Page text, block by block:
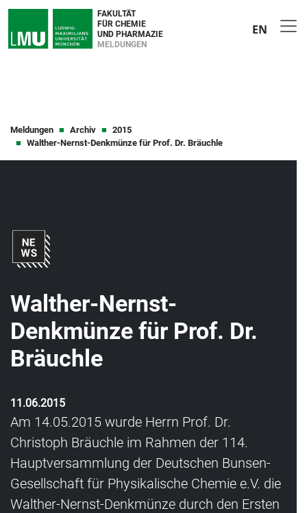
FAKULTÄT
FÜR CHEMIE
UND PHARMAZIE
MELDUNGEN
EN
Meldungen Archiv
2015
Walther-Nernst-Denkmünze für Prof. Dr. Bräuchle
Walther-Nernst-
Denkmünze für Prof. Dr.
Bräuchle
11.06.2015
Am 14.05.2015 wurde Herrn Prof. Dr.
Christoph Bräuchle im Rahmen der 114.
Hauptversammlung der Deutschen Bunsen-
Gesellschaft für Physikalische Chemie e.V. die
Walther-Nernst-Denkmünze durch den Ersten